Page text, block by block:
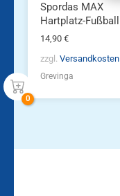
Spordas MAX
Hartplatz-Fußball
14,90 €
zzgl. Versandkosten
Grevinga